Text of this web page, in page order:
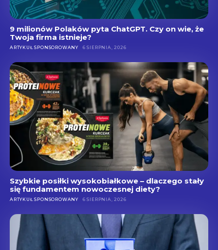
9 milionów Polaków pyta ChatGPT. Czy on wie, że
Twoja firma istnieje?
ARTYKUŁ SPONSOROWANY 6 SIERPNIA, 2026
Szybkie posiłki wysokobiałkowe – dlaczego stały
się fundamentem nowoczesnej diety?
ARTYKUŁ SPONSOROWANY 6 SIERPNIA, 2026